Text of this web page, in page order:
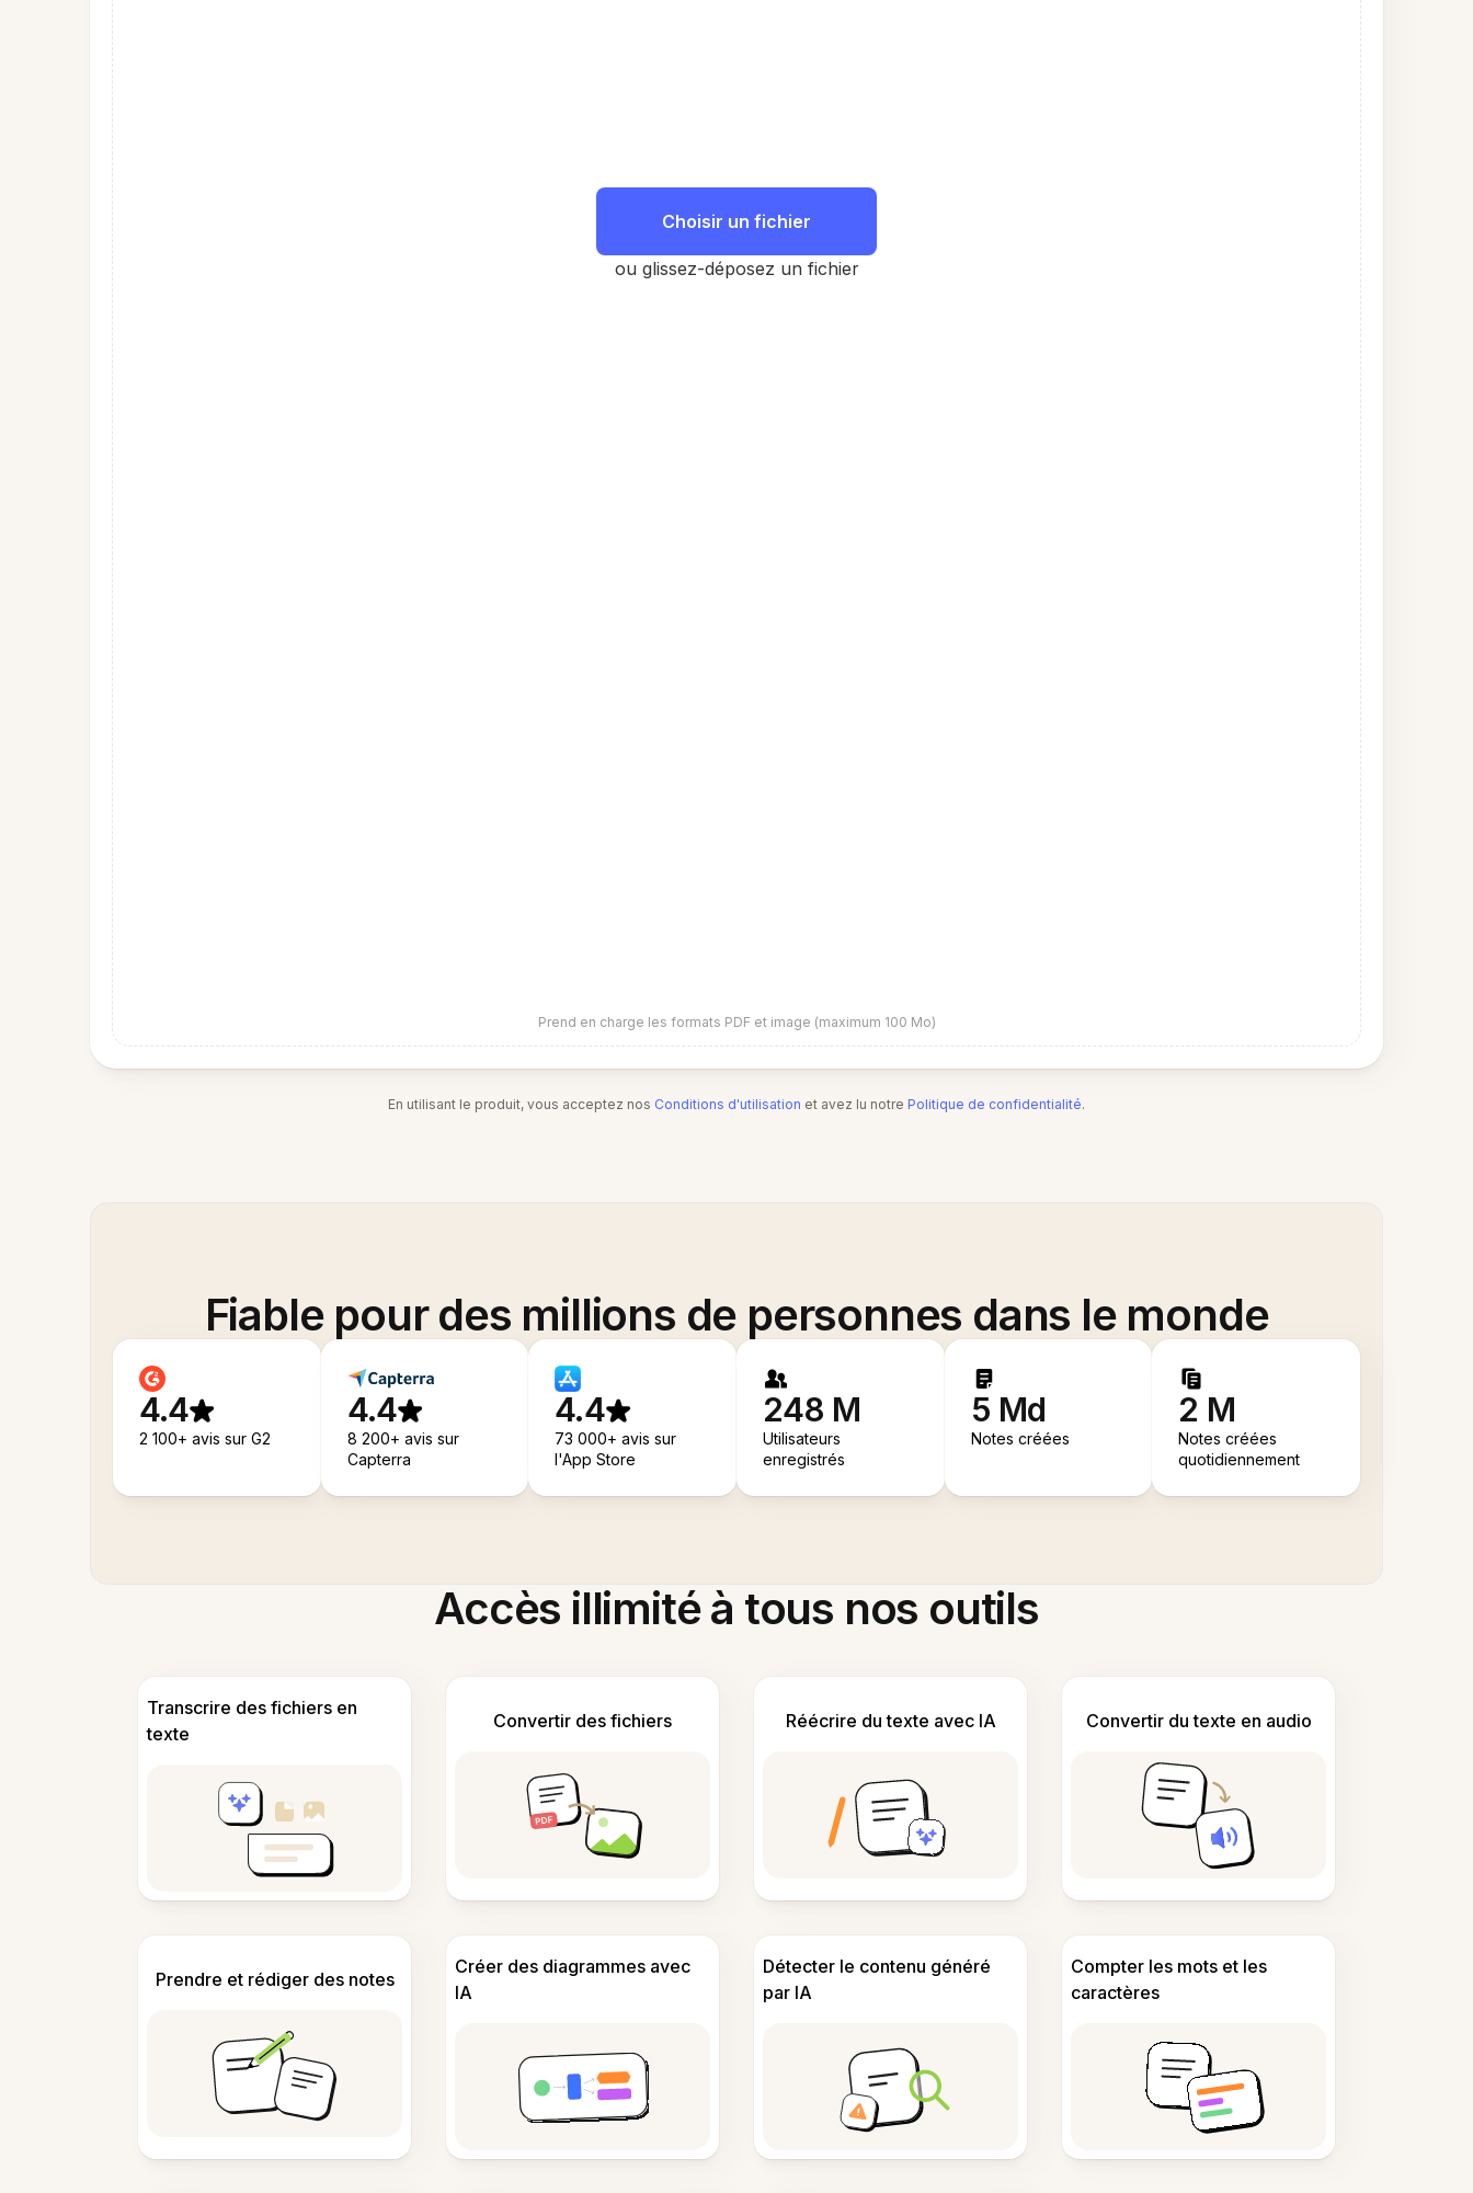
Choisir un fichier
ou glissez-déposez un fichier
Prend en charge les formats PDF et image (maximum 100 Mo)
En utilisant le produit, vous acceptez nos Conditions d'utilisation et avez lu notre Politique de confidentialité.
Fiable pour des millions de personnes dans le monde
4.4
2 100+ avis sur G2
4.4
8 200+ avis sur
Capterra
4.4
73 000+ avis sur
l'App Store
248 M
Utilisateurs
enregistrés
5 Md
Notes créées
2 M
Notes créées
quotidiennement
Accès illimité à tous nos outils
Transcrire des fichiers en
texte
Convertir des fichiers Réécrire du texte avec IA Convertir du texte en audio
Prendre et rédiger des notes
Créer des diagrammes avec
IA
Détecter le contenu généré
par IA
Compter les mots et les
caractères